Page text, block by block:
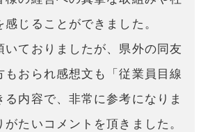
じることができました。
いておりましたが、県外の同友
もおられ感想文も「従業員目線
る内容で、非常に参考になりま
がたいコメントを頂きました。